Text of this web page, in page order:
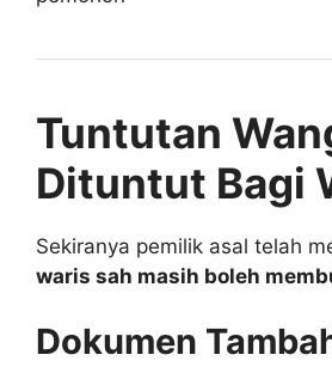
Tuntutan
Dituntut Bagi
Sekiranya pemilik asal telah
waris sah masih boleh
Dokumen